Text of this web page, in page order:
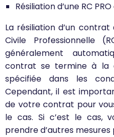
Résiliation d’une RC
La résiliation d’un contrat
Civile Professionnelle
généralement
contrat se termine à la
spécifiée dans les
Cependant, il est
de votre contrat pour
le cas. Si c’est le cas,
prendre d’autres